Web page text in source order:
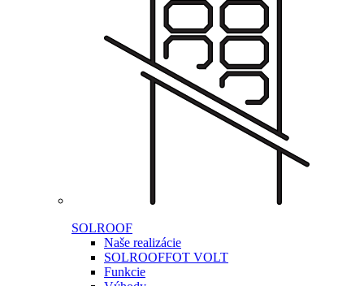
SOLROOF
Naše realizácie
SOLROOFFOT VOLT
Funkcie